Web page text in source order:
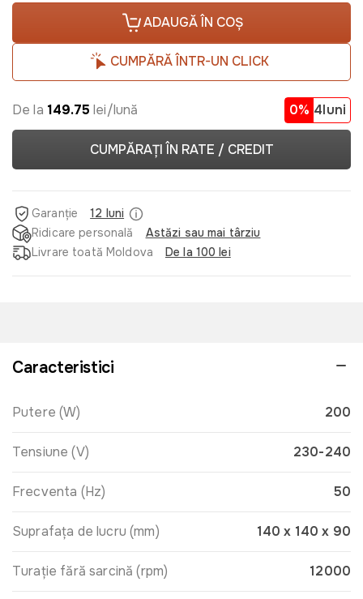
ADAUGĂ ÎN COȘ
CUMPĂRĂ ÎNTR-UN CLICK
De la 149.75 lei/lună 0% 4luni
CUMPĂRAȚI ÎN RATE / CREDIT
Garanție
12 luni
Ridicare personală
Astăzi sau mai târziu
Livrare toată Moldova
De la 100 lei
Caracteristici
Putere (W) 200
Tensiune (V) 230-240
Frecventa (Hz) 50
Suprafața de lucru (mm) 140 x 140 x 90
Turație fără sarcină (rpm) 12000